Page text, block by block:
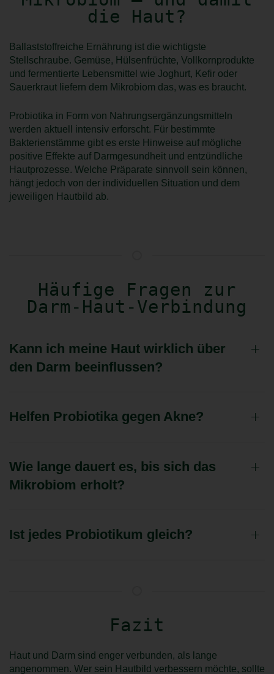
die Haut?
Ballaststoffreiche Ernährung ist die wichtigste
Stellschraube. Gemüse, Hülsenfrüchte, Vollkornprodukte
und fermentierte Lebensmittel wie Joghurt, Kefir oder
Sauerkraut liefern dem Mikrobiom das, was es braucht.
Probiotika in Form von Nahrungsergänzungsmitteln
werden aktuell intensiv erforscht. Für bestimmte
Bakterienstämme gibt es erste Hinweise auf mögliche
positive Effekte auf Darmgesundheit und entzündliche
Hautprozesse. Welche Präparate sinnvoll sein können,
hängt jedoch von der individuellen Situation und dem
jeweiligen Hautbild ab.
Häufige Fragen zur
Darm-Haut-Verbindung
Kann ich meine Haut wirklich über
den Darm beeinflussen?
Helfen Probiotika gegen Akne?
Wie lange dauert es, bis sich das
Mikrobiom erholt?
Ist jedes Probiotikum gleich?
Fazit
Haut und Darm sind enger verbunden, als lange
angenommen. Wer sein Hautbild verbessern möchte, sollte